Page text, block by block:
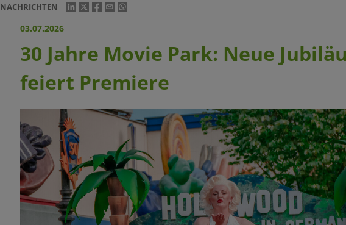
NACHRICHTEN
03.07.2026
30 Jahre Movie Park: Neue
feiert Premiere